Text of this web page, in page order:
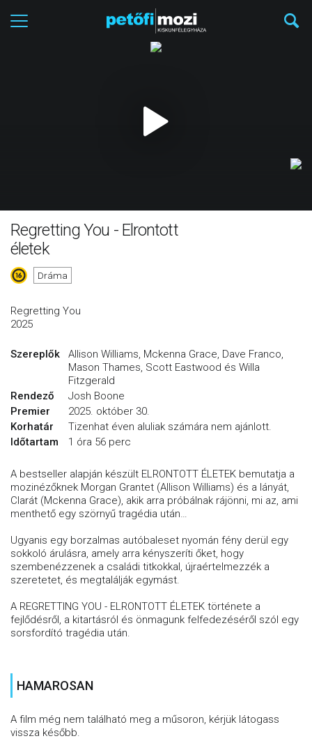
Regretting You - Elrontott
életek
Dráma
Regretting You
2025
Szereplők
Allison Williams, Mckenna Grace, Dave Franco,
Mason Thames, Scott Eastwood és Willa
Fitzgerald
Rendező
Josh Boone
Premier
2025. október 30.
Korhatár
Tizenhat éven aluliak számára nem ajánlott.
Időtartam
1 óra 56 perc
A bestseller alapján készült ELRONTOTT ÉLETEK bemutatja a
mozinézőknek Morgan Grantet (Allison Williams) és a lányát,
Clarát (Mckenna Grace), akik arra próbálnak rájönni, mi az, ami
menthető egy szörnyű tragédia után…
Ugyanis egy borzalmas autóbaleset nyomán fény derül egy
sokkoló árulásra, amely arra kényszeríti őket, hogy
szembenézzenek a családi titkokkal, újraértelmezzék a
szeretetet, és megtalálják egymást.
A REGRETTING YOU - ELRONTOTT ÉLETEK története a
fejlődésről, a kitartásról és önmagunk felfedezéséről szól egy
sorsfordító tragédia után.
HAMAROSAN
A film még nem található meg a műsoron, kérjük látogass
vissza később.